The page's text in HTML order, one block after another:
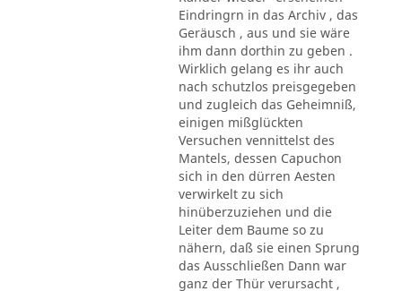
Eindringrn in das Archiv , das
Geräusch , aus und sie wäre
ihm dann dorthin zu geben .
Wirklich gelang es ihr auch
nach schutzlos preisgegeben
und zugleich das Geheimniß,
einigen mißglückten
Versuchen vennittelst des
Mantels, dessen Capuchon
sich in den dürren Aesten
verwirkelt zu sich
hinüberzuziehen und die
Leiter dem Baume so zu
nähern, daß sie einen Sprung
das Ausschließen Dann war
ganz der Thür verursacht ,